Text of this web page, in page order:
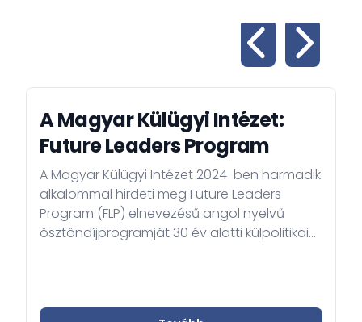
A Magyar Külügyi Intézet:
Future Leaders Program
A Magyar Külügyi Intézet 2024-ben harmadik
alkalommal hirdeti meg Future Leaders
Program (FLP) elnevezésű angol nyelvű
ösztöndíjprogramját 30 év alatti külpolitikai
leaders-program/ A négy hónapos, 2024.